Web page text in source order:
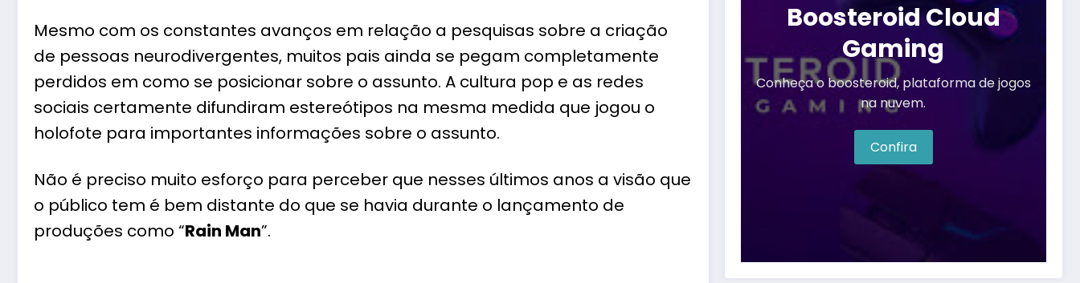
Mesmo com os constantes avanços em relação a pesquisas sobre a criação
de pessoas neurodivergentes, muitos pais ainda se pegam completamente
perdidos em como se posicionar sobre o assunto. A cultura pop e as redes
sociais certamente difundiram estereótipos na mesma medida que jogou o
holofote para importantes informações sobre o assunto.
Não é preciso muito esforço para perceber que nesses últimos anos a visão que
o público tem é bem distante do que se havia durante o lançamento de
produções como “Rain Man”.
Boosteroid Cloud
Gaming
Conheça o boosteroid, plataforma de jogos
na nuvem.
Confira